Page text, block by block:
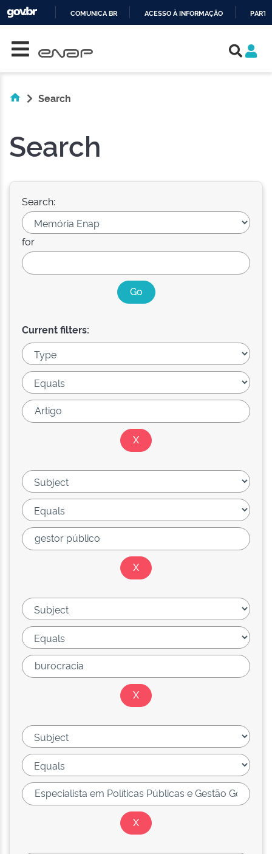
COMUNICA BR ACESSO À INFORMAÇÃO
Search
Search
Search:
for
Current filters: